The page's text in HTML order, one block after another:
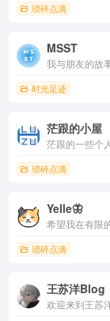
琐碎点滴
MSST
我与朋友的故
时光足迹
茫跟的小屋
茫跟的一些个
琐碎点滴
Yelle🦋
希望我在有限
琐碎点滴
王苏洋Blog